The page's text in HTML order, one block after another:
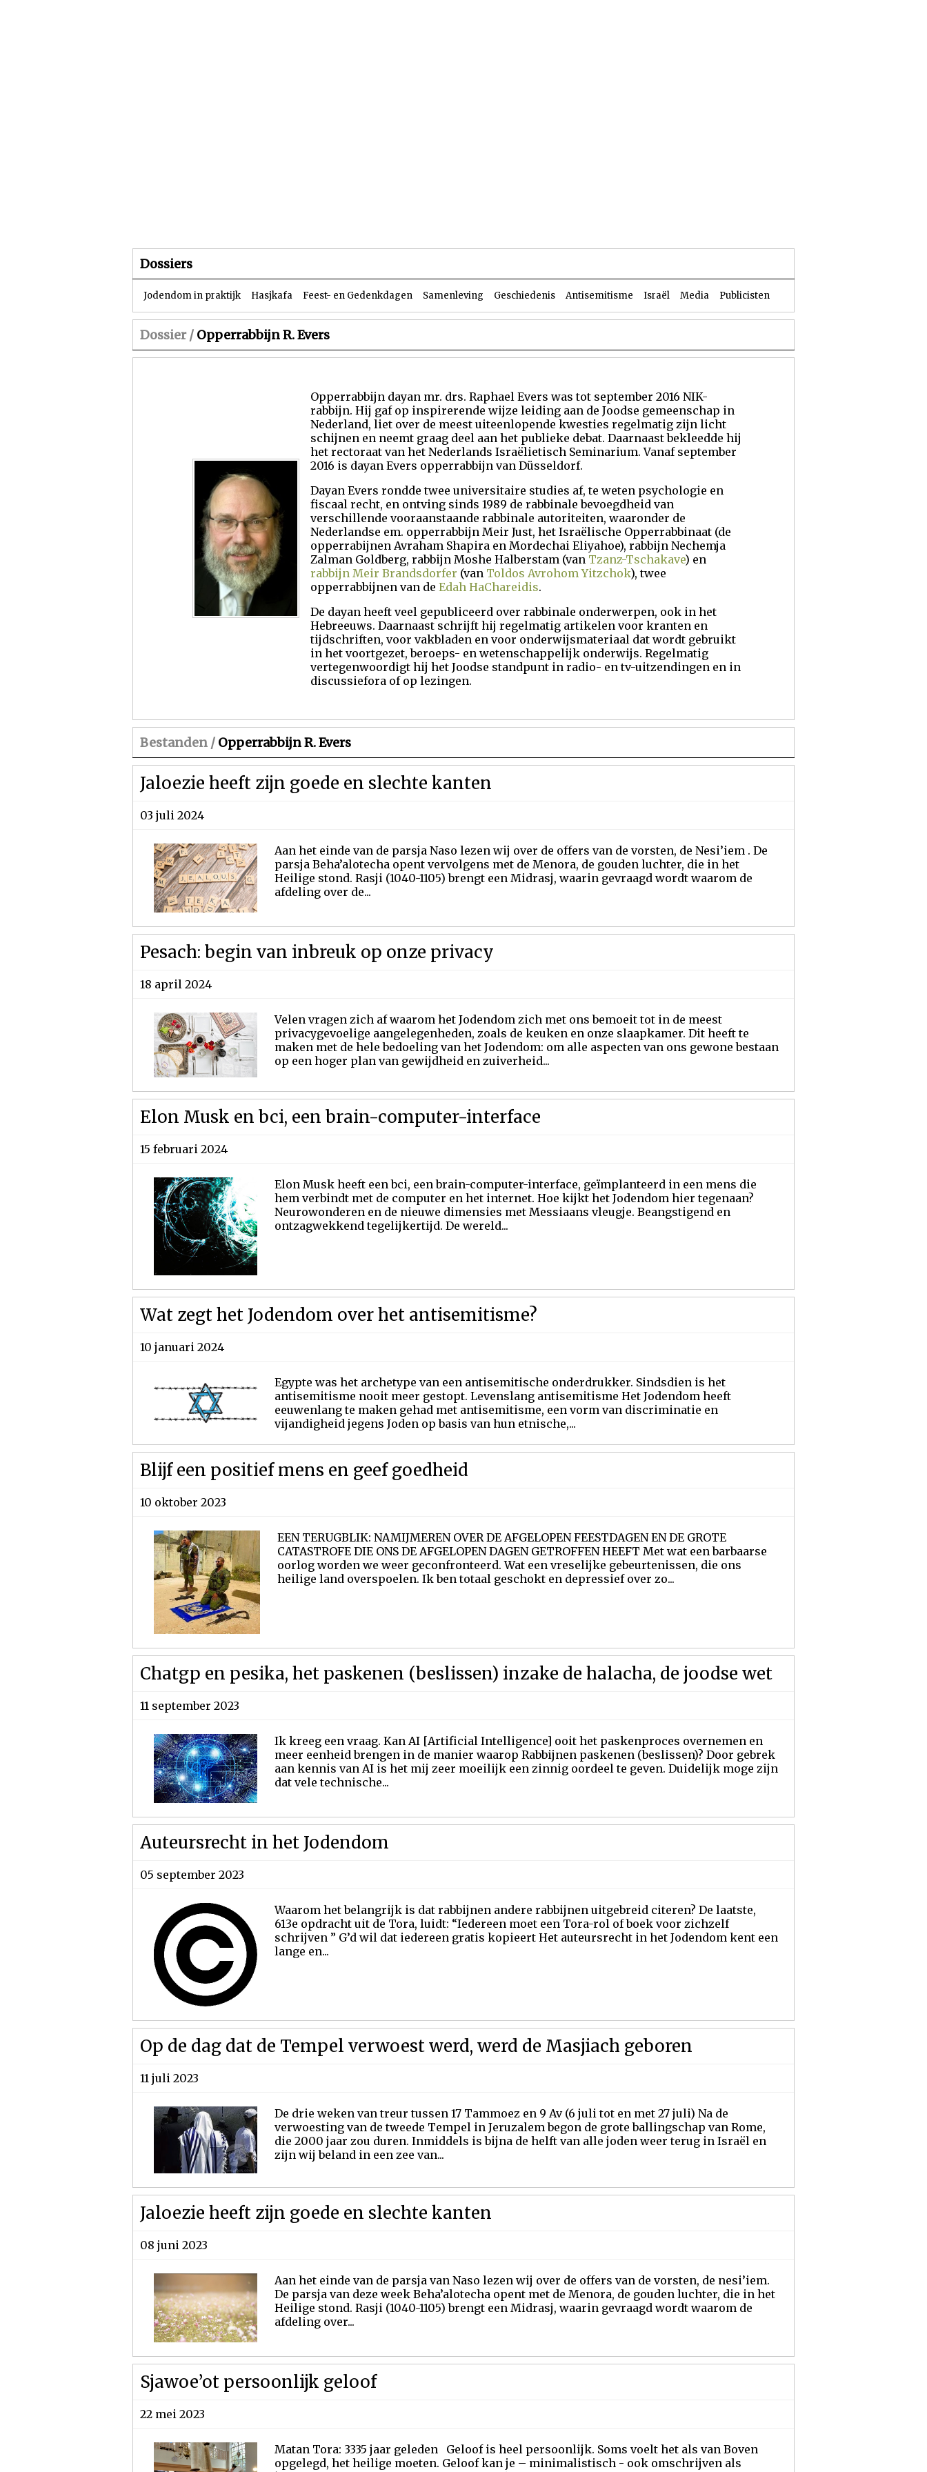
Dossiers
Jodendom in praktijk Hasjkafa Feest- en Gedenkdagen Samenleving Geschiedenis Antisemitisme Israël Media Publicisten
Dossier / Opperrabbijn R. Evers
Opperrabbijn dayan mr. drs. Raphael Evers was tot september 2016 NIK-
rabbijn. Hij gaf op inspirerende wijze leiding aan de Joodse gemeenschap in
Nederland, liet over de meest uiteenlopende kwesties regelmatig zijn licht
schijnen en neemt graag deel aan het publieke debat. Daarnaast bekleedde hij
het rectoraat van het Nederlands Israëlietisch Seminarium. Vanaf september
2016 is dayan Evers opperrabbijn van Düsseldorf.
Dayan Evers rondde twee universitaire studies af, te weten psychologie en
fiscaal recht, en ontving sinds 1989 de rabbinale bevoegdheid van
verschillende vooraanstaande rabbinale autoriteiten, waaronder de
Nederlandse em. opperrabbijn Meir Just, het Israëlische Opperrabbinaat (de
opperrabijnen Avraham Shapira en Mordechai Eliyahoe), rabbijn Nechemja
Zalman Goldberg, rabbijn Moshe Halberstam (van Tzanz-Tschakave) en
rabbijn Meir Brandsdorfer (van Toldos Avrohom Yitzchok), twee
opperrabbijnen van de Edah HaChareidis.
De dayan heeft veel gepubliceerd over rabbinale onderwerpen, ook in het
Hebreeuws. Daarnaast schrijft hij regelmatig artikelen voor kranten en
tijdschriften, voor vakbladen en voor onderwijsmateriaal dat wordt gebruikt
in het voortgezet, beroeps- en wetenschappelijk onderwijs. Regelmatig
vertegenwoordigt hij het Joodse standpunt in radio- en tv-uitzendingen en in
discussiefora of op lezingen.
Bestanden / Opperrabbijn R. Evers
Jaloezie heeft zijn goede en slechte kanten
03 juli 2024
Aan het einde van de parsja Naso lezen wij over de offers van de vorsten, de Nesi’iem . De
parsja Beha’alotecha opent vervolgens met de Menora, de gouden luchter, die in het
Heilige stond. Rasji (1040-1105) brengt een Midrasj, waarin gevraagd wordt waarom de
afdeling over de...
Pesach: begin van inbreuk op onze privacy
18 april 2024
Velen vragen zich af waarom het Jodendom zich met ons bemoeit tot in de meest
privacygevoelige aangelegenheden, zoals de keuken en onze slaapkamer. Dit heeft te
maken met de hele bedoeling van het Jodendom: om alle aspecten van ons gewone bestaan
op een hoger plan van gewijdheid en zuiverheid...
Elon Musk en bci, een brain-computer-interface
15 februari 2024
Elon Musk heeft een bci, een brain-computer-interface, geïmplanteerd in een mens die
hem verbindt met de computer en het internet. Hoe kijkt het Jodendom hier tegenaan?
Neurowonderen en de nieuwe dimensies met Messiaans vleugje. Beangstigend en
ontzagwekkend tegelijkertijd. De wereld...
Wat zegt het Jodendom over het antisemitisme?
10 januari 2024
Egypte was het archetype van een antisemitische onderdrukker. Sindsdien is het
antisemitisme nooit meer gestopt. Levenslang antisemitisme Het Jodendom heeft
eeuwenlang te maken gehad met antisemitisme, een vorm van discriminatie en
vijandigheid jegens Joden op basis van hun etnische,...
Blijf een positief mens en geef goedheid
10 oktober 2023
EEN TERUGBLIK: NAMIJMEREN OVER DE AFGELOPEN FEESTDAGEN EN DE GROTE
CATASTROFE DIE ONS DE AFGELOPEN DAGEN GETROFFEN HEEFT Met wat een barbaarse
oorlog worden we weer geconfronteerd. Wat een vreselijke gebeurtenissen, die ons
heilige land overspoelen. Ik ben totaal geschokt en depressief over zo...
Chatgp en pesika, het paskenen (beslissen) inzake de halacha, de joodse wet
11 september 2023
Ik kreeg een vraag. Kan AI [Artificial Intelligence] ooit het paskenproces overnemen en
meer eenheid brengen in de manier waarop Rabbijnen paskenen (beslissen)? Door gebrek
aan kennis van AI is het mij zeer moeilijk een zinnig oordeel te geven. Duidelijk moge zijn
dat vele technische...
Auteursrecht in het Jodendom
05 september 2023
Waarom het belangrijk is dat rabbijnen andere rabbijnen uitgebreid citeren? De laatste,
613e opdracht uit de Tora, luidt: “Iedereen moet een Tora-rol of boek voor zichzelf
schrijven ” G’d wil dat iedereen gratis kopieert Het auteursrecht in het Jodendom kent een
lange en...
Op de dag dat de Tempel verwoest werd, werd de Masjiach geboren
11 juli 2023
De drie weken van treur tussen 17 Tammoez en 9 Av (6 juli tot en met 27 juli) Na de
verwoesting van de tweede Tempel in Jeruzalem begon de grote ballingschap van Rome,
die 2000 jaar zou duren. Inmiddels is bijna de helft van alle joden weer terug in Israël en
zijn wij beland in een zee van...
Jaloezie heeft zijn goede en slechte kanten
08 juni 2023
Aan het einde van de parsja van Naso lezen wij over de offers van de vorsten, de nesi’iem.
De parsja van deze week Beha’alotecha opent met de Menora, de gouden luchter, die in het
Heilige stond. Rasji (1040-1105) brengt een Midrasj, waarin gevraagd wordt waarom de
afdeling over...
Sjawoe’ot persoonlijk geloof
22 mei 2023
Matan Tora: 3335 jaar geleden Geloof is heel persoonlijk. Soms voelt het als van Boven
opgelegd, het heilige moeten. Geloof kan je – minimalistisch - ook omschrijven als